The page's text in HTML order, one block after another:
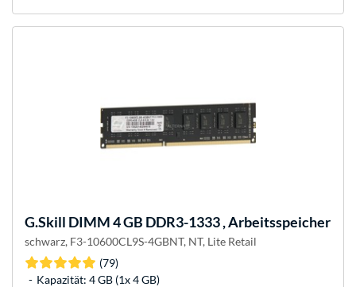
G.Skill DIMM 4 GB DDR3-1333 , Arbeitsspeicher
schwarz, F3-10600CL9S-4GBNT, NT, Lite Retail
(79)
Kapazität: 4 GB (1x 4 GB)